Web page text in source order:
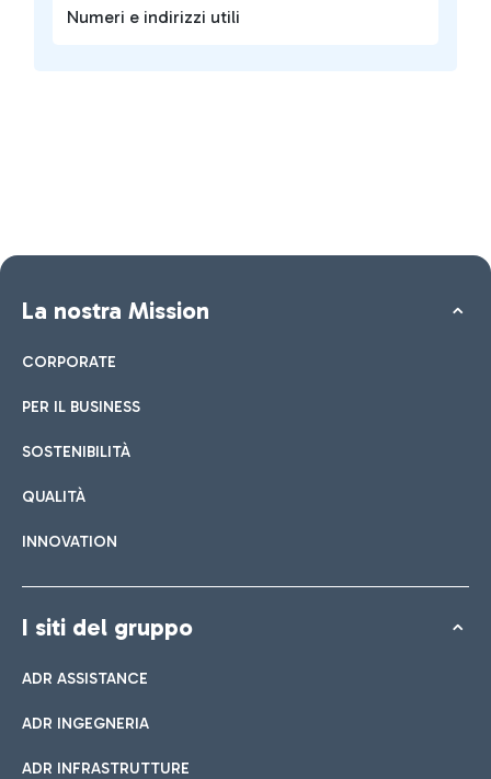
Numeri e indirizzi utili
La nostra Mission
CORPORATE
PER IL BUSINESS
SOSTENIBILITÀ
QUALITÀ
INNOVATION
I siti del gruppo
ADR ASSISTANCE
ADR INGEGNERIA
ADR INFRASTRUTTURE